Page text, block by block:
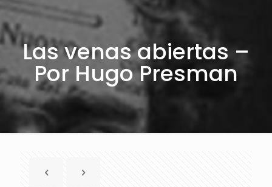
Las venas abiertas –
Por Hugo Presman